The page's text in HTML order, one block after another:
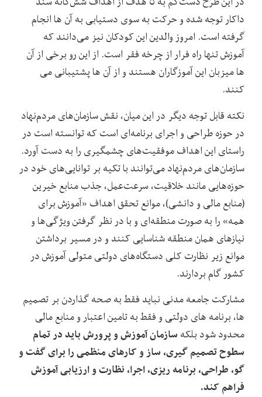
داکار توجه شده و حرکت به سوی دستیابی به آن ها انجام
گرفته است. امروز والدین این کودکان نیز می‌دانند که
آموزش تنها راه فرار از چرخه فقر است. از این رو برخی از آن
ها میزبان این آموزگاران هستند و از آن ها پشتیبانی می
کنند.
نکته قابل توجه دیگر در این میان، نقش سازمان‌های مردم‌نهاد
در حوزه طراحی و اجرای برنامه‌ای است که توانسته است در
راستای این اهداف موفقیت‌های چشمگیری را به دست آورد.
سازمان‌های مردم‌نهاد می‌توانند با تکیه بر توانایی‌های خود در
حوزه‌هایی مانند خلاقیت، سرعت‌عمل، جذب منابع خیرین
(منابع مالی و دانشی)، موانع تحقق اهداف «آموزش برای
همه» را به صورت منطقه‌ای و با در نظر گرفتن ویژگی‌ها و
نیازهای همان منطقه شناسایی کنند و در مسیر برداشتن
موانع زیر نظارت کلی دستگاه‌های دولتی متولی آموزش در
کشور گام بردارند.
مشارکت جامعه مدنی نباید فقط به صحه گذاردن بر تصمیم
ها، برنامه های دولتی و فقط به تامین اعتبار و منابع مالی
محدود شود بلکه سازمان آموزش و پرورش باید در تمام
سطوح تصمیم گیری، ساز و کارهای منظمی را برای گفت و
گو، طراحی، برنامه ریزی، اجرا، نظارت و ارزیابی آموزش
فراهم کند.